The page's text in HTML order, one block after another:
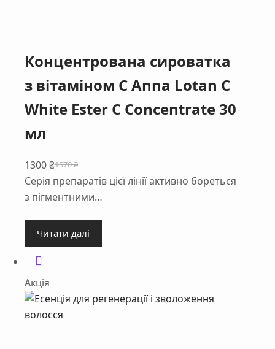
Концентрована сироватка
з вітаміном С Anna Lotan C
White Ester C Concentrate 30
мл
1570₴
Оригінальна
ціна:
1570 ₴.
1300₴
Поточна
ціна:
1300 ₴.
Серія препаратів цієї лінії активно бореться
з пігментними…
Читати далі
Акція